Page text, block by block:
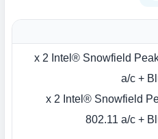
2 x 2 Intel® Snowfield
a/c +
2 x 2 Intel® Snowfield
802.11 a/c +